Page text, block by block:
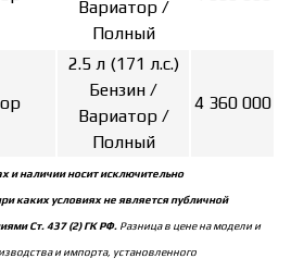
Вариатор /
Полный
2.5 л (171 л.с.)
Бензин /
Вариатор /
Полный
4 360 000
и наличии носит исключительно
каких условиях не является публичной
Ст. 437 (2) ГК РФ. Разница в цене на модели и
и импорта, установленного